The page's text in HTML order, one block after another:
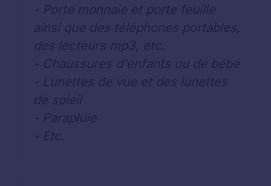
- Porte monnaie et porte feuille
ainsi que des téléphones portables,
des lecteurs mp3, etc.
- Chaussures d'enfants ou de bébé
- Lunettes de vue et des lunettes
de soleil
- Parapluie
- Etc.